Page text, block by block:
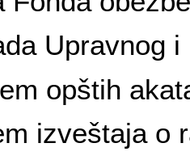
Upravnog
opštih
izveštaja o